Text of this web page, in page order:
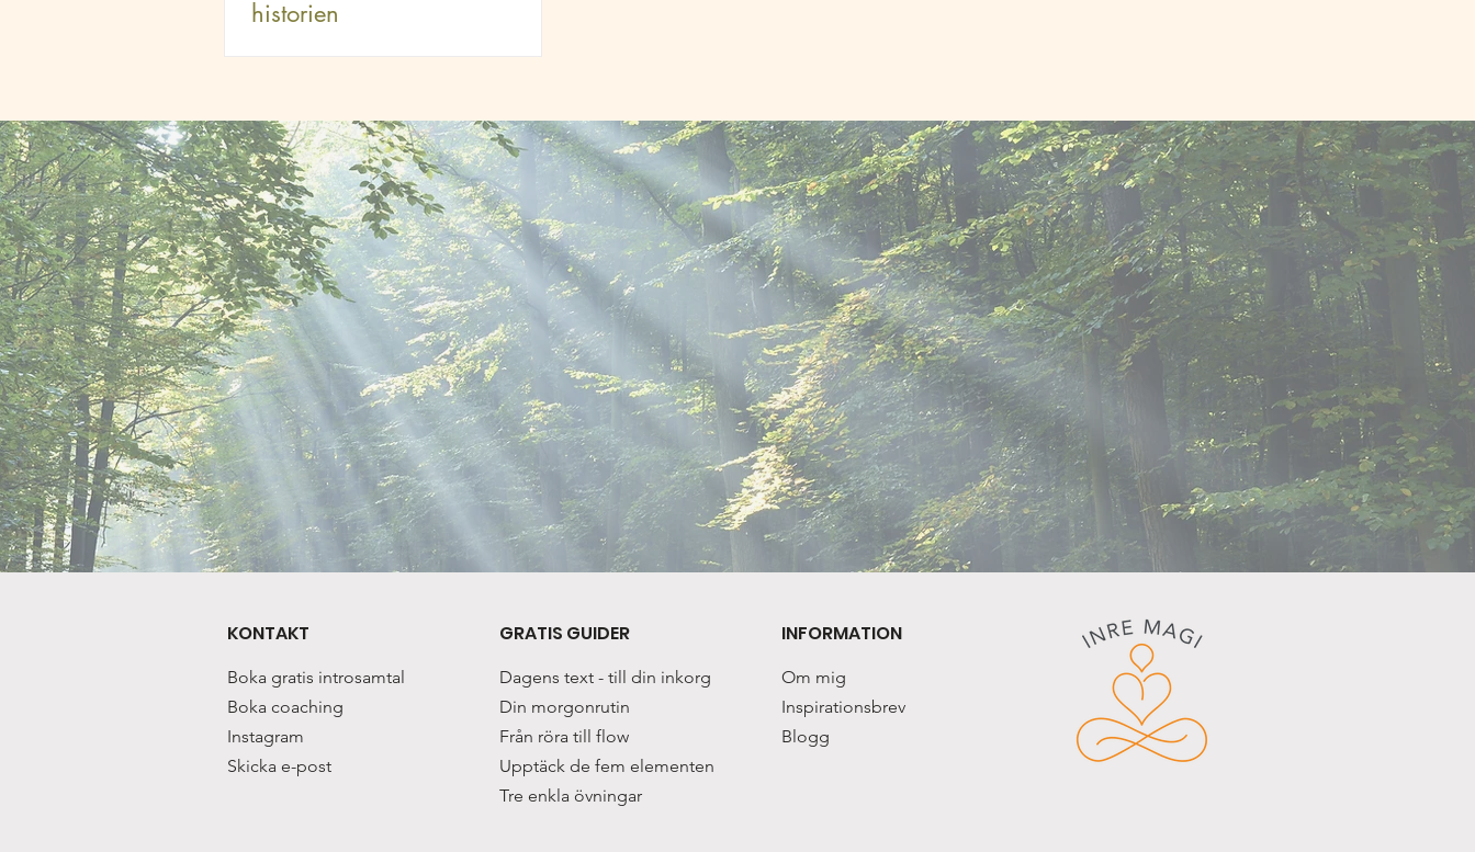
historien
KONTAKT
Boka gratis introsamtal
Boka coaching
Instagram
Skicka e-post
GRATIS GUIDER
Dagens text - till din inkorg
Din morgonrutin
Från röra till flow
Upptäck de fem elementen
Tre enkla övningar
INFORMATION
Om mig
Inspirationsbrev
Blogg